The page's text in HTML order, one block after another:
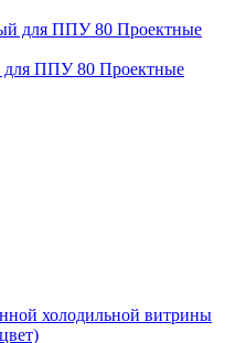
для ППУ 80 Проектные